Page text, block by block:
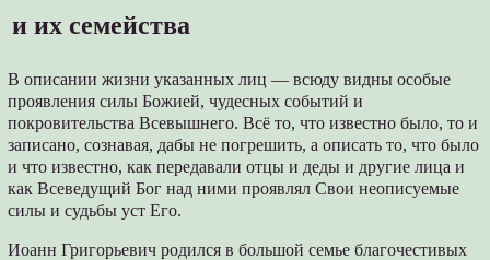
и их семейства
В описании жизни указанных лиц — всюду видны особые
проявления силы Божией, чудесных событий и
покровительства Всевышнего. Всё то, что известно было, то и
записано, сознавая, дабы не погрешить, а описать то, что было
и что известно, как передавали отцы и деды и другие лица и
как Всеведущий Бог над ними проявлял Свои неописуемые
силы и судьбы уст Его.
Иоанн Григорьевич родился в большой семье благочестивых